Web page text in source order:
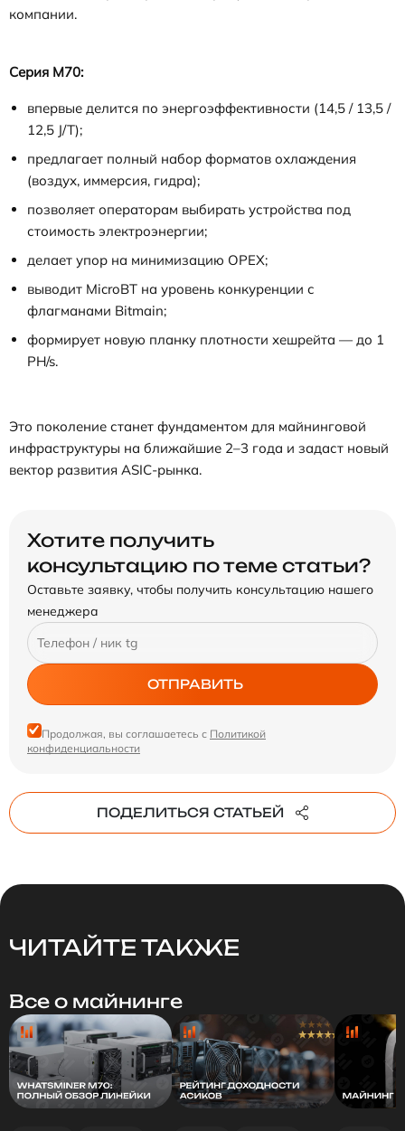
компании.
Серия M70:
впервые делится по энергоэффективности (14,5 / 13,5 /
12,5 J/T);
предлагает полный набор форматов охлаждения
(воздух, иммерсия, гидра);
позволяет операторам выбирать устройства под
стоимость электроэнергии;
делает упор на минимизацию OPEX;
выводит MicroBT на уровень конкуренции с
флагманами Bitmain;
формирует новую планку плотности хешрейта — до 1
PH/s.
Это поколение станет фундаментом для майнинговой
инфраструктуры на ближайшие 2–3 года и задаст новый
вектор развития ASIC-рынка.
Хотите получить
консультацию по теме статьи?
Оставьте заявку, чтобы получить консультацию нашего
менеджера
ОТПРАВИТЬ
Продолжая, вы соглашаетесь с Политикой
конфиденциальности
ПОДЕЛИТЬСЯ СТАТЬЕЙ
ЧИТАЙТЕ ТАКЖЕ
Все о майнинге